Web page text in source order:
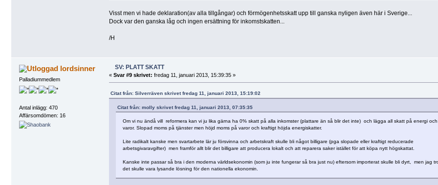
Visst men vi hade deklaration(av alla tillgångar) och förmögenhetsskatt upp till ganska nyligen även här i Sverige...
Dock var den ganska låg och ingen ersättning för inkomstskatten...
/H
lordsinner
Palladiummedlem
Antal inlägg: 470
Affärsomdömen: 16
SV: PLATT SKATT
« Svar #9 skrivet: fredag 11, januari 2013, 15:39:35 »
Citat från: Silverräven skrivet fredag 11, januari 2013, 15:19:02
Citat från: molly skrivet fredag 11, januari 2013, 07:35:35
Om vi nu ändå vill reformera kan vi ju lika gärna ha 0% skatt på alla inkomster (plattare än så blir det inte) och lägga all skatt på energi och
varor. Slopad moms på tjänster men höjd moms på varor och kraftigt höjda energiskatter.
Lite radikalt kanske men svartarbete lär ju försvinna och arbetskraft skulle bli något billigare (pga slopade eller kraftigt reducerade
arbetsgivaravgifter) men framför allt blir det billigare att producera lokalt och att reparera saker istället för att köpa nytt högskattat.
Kanske inte passar så bra i den moderna världsekonomin (som ju inte fungerar så bra just nu) eftersom importerat skulle bli dyrt, men jag
det skulle vara lysande lösning för den nationella ekonomin.